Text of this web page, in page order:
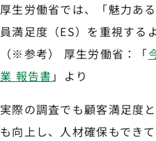
厚生労働省では、「魅力あ
員満足度（ES）を重視する
（※参考） 厚生労働省：「
業 報告書 」より
実際の調査でも顧客満足度
も向上し、人材確保もでき